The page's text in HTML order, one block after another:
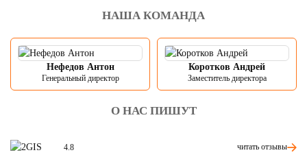
НАША КОМАНДА
Нефедов Антон
Генеральный директор
Коротков Андрей
Заместитель директора
О НАС ПИШУТ
4.8 читать отзывы